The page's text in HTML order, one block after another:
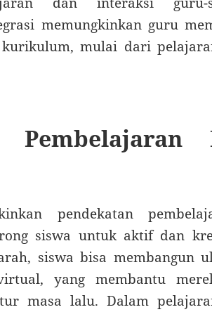
memungkinkan guru
kurikulum, mulai dari
Pembelajaran
pendekatan
siswa untuk aktif dan
siswa bisa membangun
yang membantu
masa lalu. Dalam